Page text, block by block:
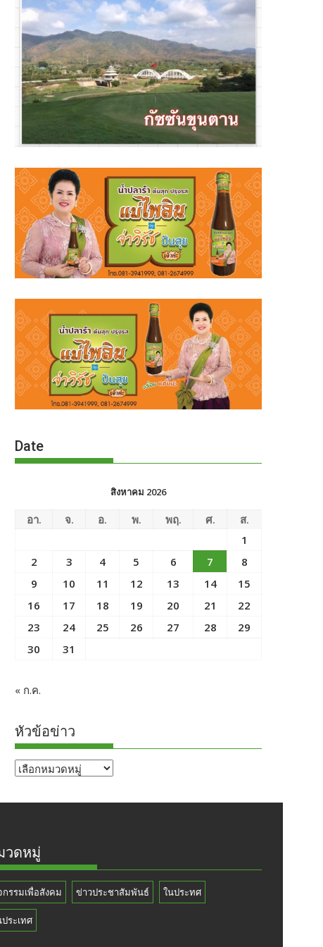
Date
สิงหาคม 2026
อา. จ. อ. พ. พฤ. ศ.
ส.
1
2
3 4 5 6 7
8
9
10 11 12 13 14
15
16
17 18 19 20 21
22
23
24 25 26 27 28
29
30
31
« ก.ค.
หัวข้อข่าว
หัวข้อ
วดหมู่
กรรมเพื่อสังคม ข่าวประชาสัมพันธ์ ในประทศ
ระเทศ